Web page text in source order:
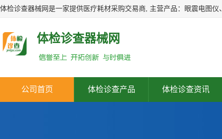
体检诊查器械网
公司首页 体检诊查产品 体检诊查资讯